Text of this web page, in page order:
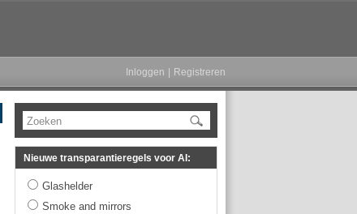
Inloggen Registreren
Zoeken
Nieuwe transparantieregels voor AI:
Glashelder
Smoke and mirrors